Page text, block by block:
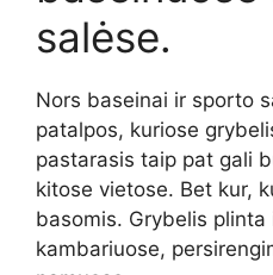
salėse.
Nors baseinai ir sporto
patalpos, kuriose
pastarasis taip pat gali
kitose vietose. Bet kur,
basomis. Grybelis plinta
kambariuose,